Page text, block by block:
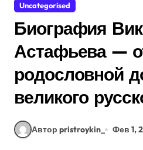
Uncategorised
Биография
Астафьева —
родословной
великого
Автор pristroykin_ Фев 1,